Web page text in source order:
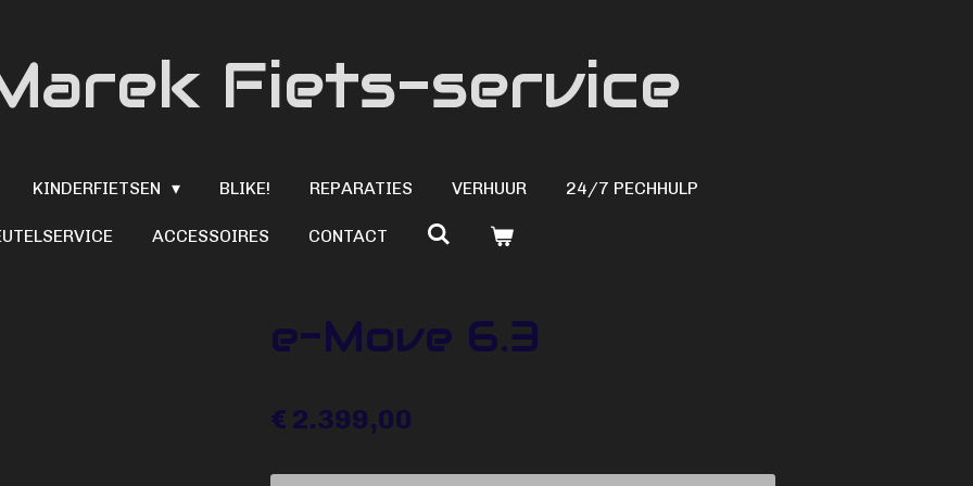
Fiets-service
KINDERFIETSEN BLIKE! REPARATIES VERHUUR 24/7 PECHHULP
ACCESSOIRES CONTACT
e-Move 6.3
€ 2.399,00